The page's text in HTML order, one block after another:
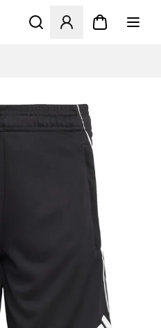
Åbner en Modal til at